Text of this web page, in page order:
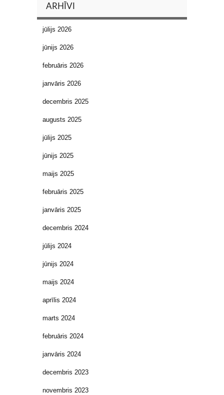
ARHĪVI
jūlijs 2026
jūnijs 2026
februāris 2026
janvāris 2026
decembris 2025
augusts 2025
jūlijs 2025
jūnijs 2025
maijs 2025
februāris 2025
janvāris 2025
decembris 2024
jūlijs 2024
jūnijs 2024
maijs 2024
aprīlis 2024
marts 2024
februāris 2024
janvāris 2024
decembris 2023
novembris 2023